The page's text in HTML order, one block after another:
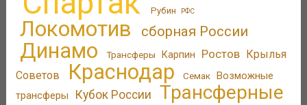
Рубин РФС
Локомотив сборная России
Динамо Трансферы Карпин Ростов Крылья
Советов
Краснодар Семак Возможные
трансферы
Кубок России
Трансферные